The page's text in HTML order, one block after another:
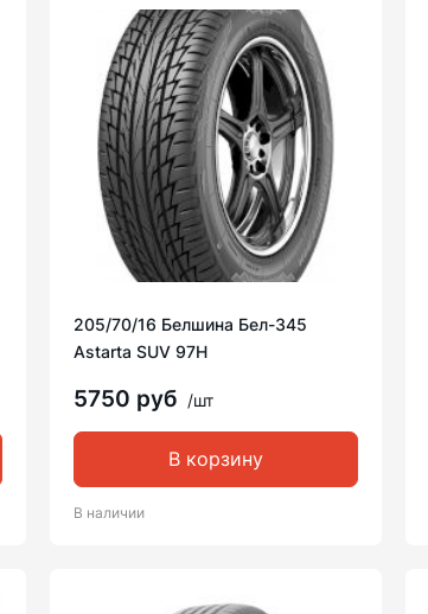
205/70/16 Белшина Бел-345
Astarta SUV 97H
5750 руб /шт
В корзину
В наличии